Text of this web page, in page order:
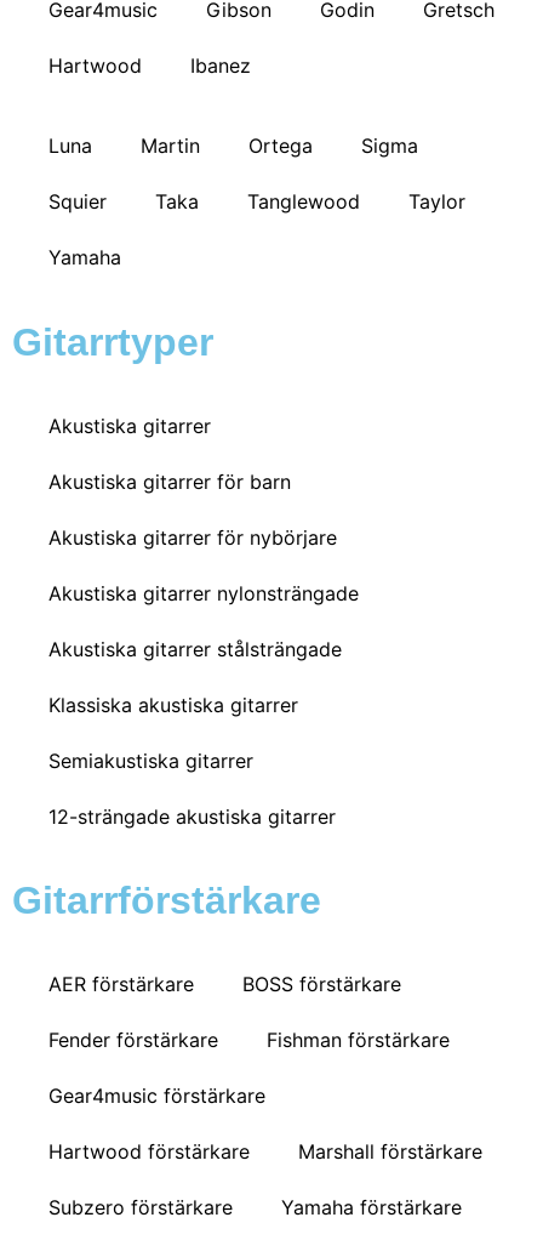
Gear4music Gibson Godin Gretsch
Hartwood Ibanez
Luna Martin Ortega Sigma
Squier Taka Tanglewood Taylor
Yamaha
Gitarrtyper
Akustiska gitarrer
Akustiska gitarrer för barn
Akustiska gitarrer för nybörjare
Akustiska gitarrer nylonsträngade
Akustiska gitarrer stålsträngade
Klassiska akustiska gitarrer
Semiakustiska gitarrer
12-strängade akustiska gitarrer
Gitarrförstärkare
AER förstärkare BOSS förstärkare
Fender förstärkare Fishman förstärkare
Gear4music förstärkare
Hartwood förstärkare Marshall förstärkare
Subzero förstärkare Yamaha förstärkare